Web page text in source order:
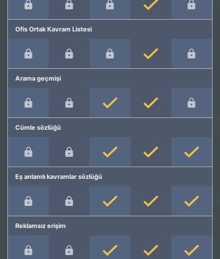
Ofis Ortak Kavram Listesi
Arama geçmişi
Cümle sözlüğü
Eş anlamlı kavramlar sözlüğü
Reklamsız erişim